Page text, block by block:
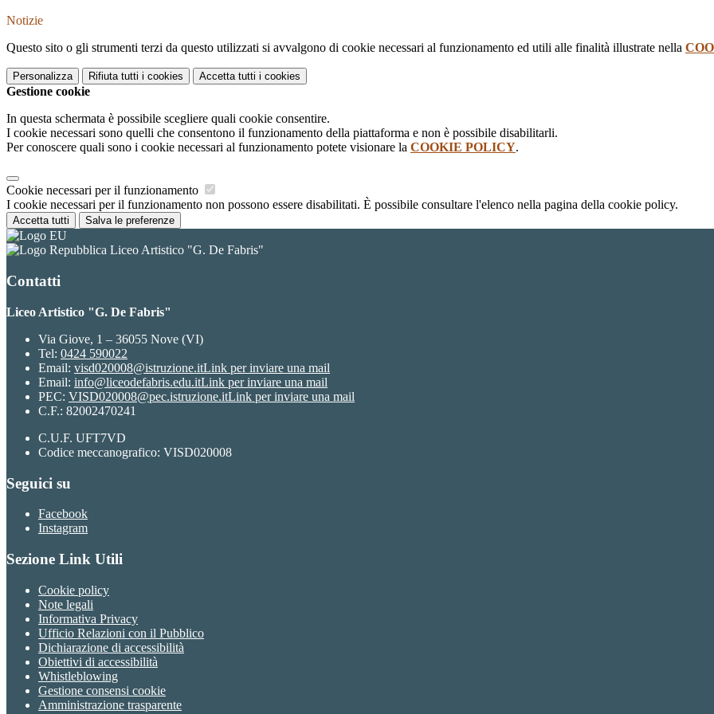
Notizie
Questo sito o gli strumenti terzi da questo utilizzati si avvalgono di cookie necessari al funzionamento ed utili alle finalità illustrate nella
Personalizza Rifiuta tutti i cookies Accetta tutti i cookies
Gestione cookie
In questa schermata è possibile scegliere quali cookie consentire.
I cookie necessari sono quelli che consentono il funzionamento della piattaforma e non è possibile disabilitarli.
Per conoscere quali sono i cookie necessari al funzionamento potete visionare la COOKIE POLICY.
Cookie necessari per il funzionamento
I cookie necessari per il funzionamento non possono essere disabilitati. È possibile consultare l'elenco nella pagina della cookie policy.
Accetta tutti Salva le preferenze
Liceo Artistico "G. De Fabris"
Contatti
Liceo Artistico "G. De Fabris"
Via Giove, 1 – 36055 Nove (VI)
Tel: 0424 590022
Email: visd020008@istruzione.itLink per inviare una mail
Email: info@liceodefabris.edu.itLink per inviare una mail
PEC: VISD020008@pec.istruzione.itLink per inviare una mail
C.F.: 82002470241
C.U.F. UFT7VD
Codice meccanografico: VISD020008
Seguici su
Facebook
Instagram
Sezione Link Utili
Cookie policy
Note legali
Informativa Privacy
Ufficio Relazioni con il Pubblico
Dichiarazione di accessibilità
Obiettivi di accessibilità
Whistleblowing
Gestione consensi cookie
Amministrazione trasparente